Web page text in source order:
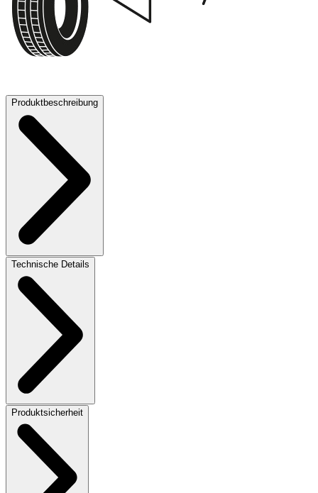
Produktbeschreibung
Technische Details
Produktsicherheit